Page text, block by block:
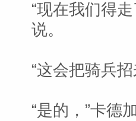
“现在我们得
说。
“这会把骑兵
“是的，”卡德